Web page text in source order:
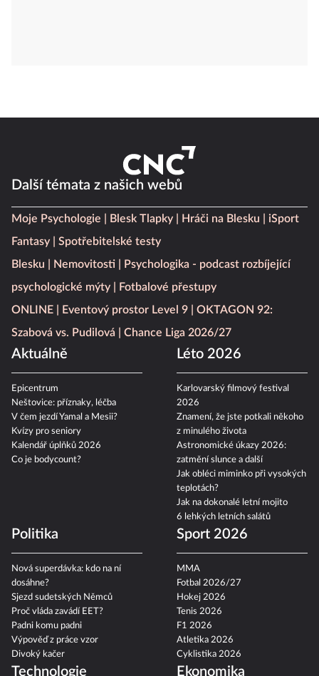
Další témata z našich webů
Moje Psychologie Blesk Tlapky Hráči na Blesku
iSport
Fantasy
Spotřebitelské testy
Blesku
Nemovitosti
Psychologika - podcast rozbíjející
psychologické mýty
Fotbalové přestupy
ONLINE
Eventový prostor Level 9
OKTAGON 92:
Szabová vs. Pudilová
Chance Liga 2026/27
Aktuálně
Epicentrum
Neštovice: příznaky, léčba
V čem jezdí Yamal a Mesii?
Kvízy pro seniory
Kalendář úplňků 2026
Co je bodycount?
Léto 2026
Karlovarský filmový festival
2026
Znamení, že jste potkali někoho
z minulého života
Astronomické úkazy 2026:
zatmění slunce a další
Jak obléci miminko při vysokých
teplotách?
Jak na dokonalé letní mojito
6 lehkých letních salátů
Politika
Nová superdávka: kdo na ní
dosáhne?
Sjezd sudetských Němců
Proč vláda zavádí EET?
Padni komu padni
Výpověď z práce vzor
Divoký kačer
Sport 2026
MMA
Fotbal 2026/27
Hokej 2026
Tenis 2026
F1 2026
Atletika 2026
Cyklistika 2026
Technologie Ekonomika